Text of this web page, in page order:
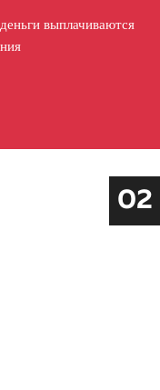
выплачиваются
02